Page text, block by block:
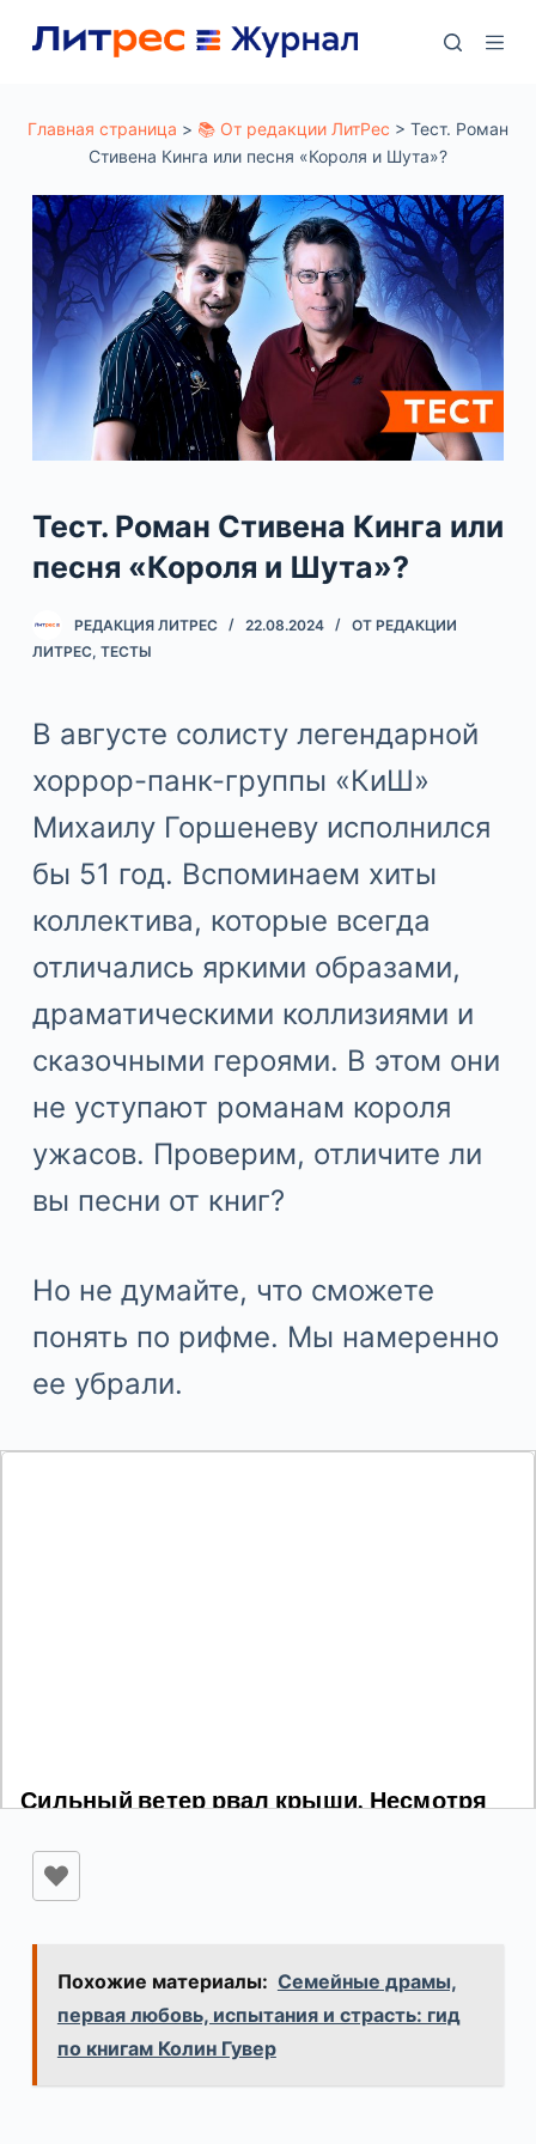
П
е
т
и
к
с
т
и
Главная страница > 📚 От редакции ЛитРес > Тест. Роман
Стивена Кинга или песня «Короля и Шута»?
Тест. Роман Стивена Кинга или
песня «Короля и Шута»?
РЕДАКЦИЯ ЛИТРЕС 22.08.2024
ОТ РЕДАКЦИИ
ЛИТРЕС, ТЕСТЫ
В августе солисту легендарной
хоррор-панк-группы «КиШ»
Михаилу Горшеневу исполнился
бы 51 год. Вспоминаем хиты
коллектива, которые всегда
отличались яркими образами,
драматическими коллизиями и
сказочными героями. В этом они
не уступают романам короля
ужасов. Проверим, отличите ли
вы песни от книг?
Но не думайте, что сможете
понять по рифме. Мы намеренно
ее убрали.
Похожие материалы: Семейные драмы,
первая любовь, испытания и страсть: гид
по книгам Колин Гувер